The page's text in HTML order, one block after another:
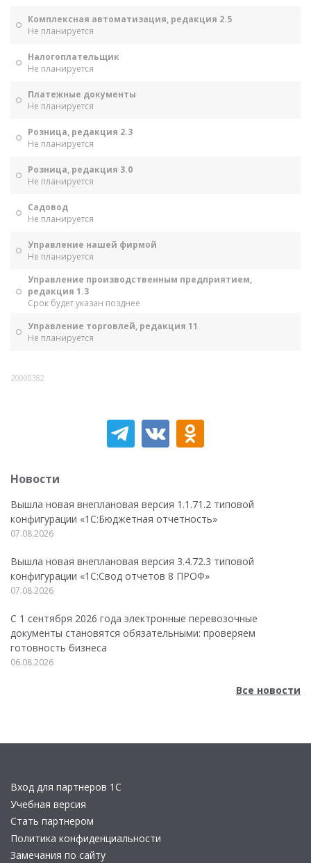
Комплексная автоматизация, редакция 2.5
Не планируется
Налогоплательщик
Не планируется
Платежные документы
Не планируется
Розница, редакция 2.3
Не планируется
Розница, редакция 3.0
Не планируется
Садовод
Не планируется
Управление нашей фирмой
Не планируется
Управление производственным предприятием,
редакция 1.3
Срок будет указан позднее
Управление торговлей, редакция 11
Не планируется
20000382
Новости
Вышла новая внеплановая версия 1.1.71.2 типовой
конфигурации «1C:Бюджетная отчетность»
07.08.2026
Вышла новая внеплановая версия 3.4.72.3 типовой
конфигурации «1C:Свод отчетов 8 ПРОФ»
07.08.2026
С 1 сентября 2026 года электронные перевозочные
документы становятся обязательными: проверяем
готовность бизнеса
06.08.2026
Все новости
Вход для партнеров 1С
Учебная версия
Стать партнером
Политика конфиденциальности
Замечания по сайту